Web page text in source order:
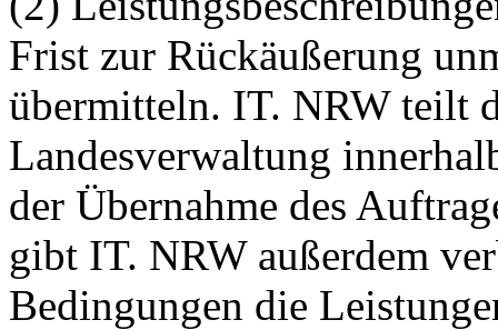
Frist zur Rückäußerung
übermitteln. IT. NRW teilt
Landesverwaltung
der Übernahme des
gibt IT. NRW außerdem
Bedingungen die